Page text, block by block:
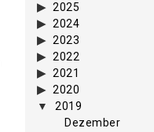
2025
2024
2023
2022
2021
2020
2019
Dezember